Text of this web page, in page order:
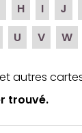
H I J
U V W
autres
trouvé.